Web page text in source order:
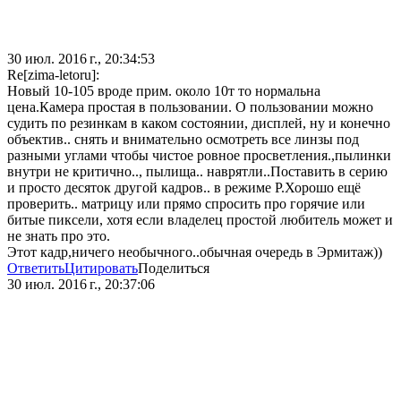
30 июл. 2016 г., 20:34:53
Re[zima-letoru]:
Новый 10-105 вроде прим. около 10т то нормальна
цена.Камера простая в пользовании. О пользовании можно
судить по резинкам в каком состоянии, дисплей, ну и конечно
объектив.. снять и внимательно осмотреть все линзы под
разными углами чтобы чистое ровное просветления.,пылинки
внутри не критично.., пылища.. наврятли..Поставить в серию
и просто десяток другой кадров.. в режиме Р.Хорошо ещё
проверить.. матрицу или прямо спросить про горячие или
битые пиксели, хотя если владелец простой любитель может и
не знать про это.
Этот кадр,ничего необычного..обычная очередь в Эрмитаж))
ОтветитьЦитироватьПоделиться
30 июл. 2016 г., 20:37:06